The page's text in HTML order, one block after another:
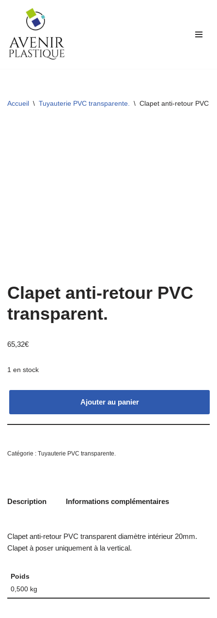
au
contenu
Accueil \ Tuyauterie PVC transparente. \ Clapet anti-retour PVC
Clapet anti-retour PVC
transparent.
65,32€
1 en stock
Ajouter au panier
Catégorie : Tuyauterie PVC transparente.
Description Informations complémentaires
Clapet anti-retour PVC transparent diamètre intérieur 20mm.
Clapet à poser uniquement à la vertical.
Poids
0,500 kg